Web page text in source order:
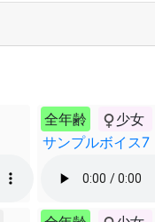
全年齢 少女
サンプルボイス7